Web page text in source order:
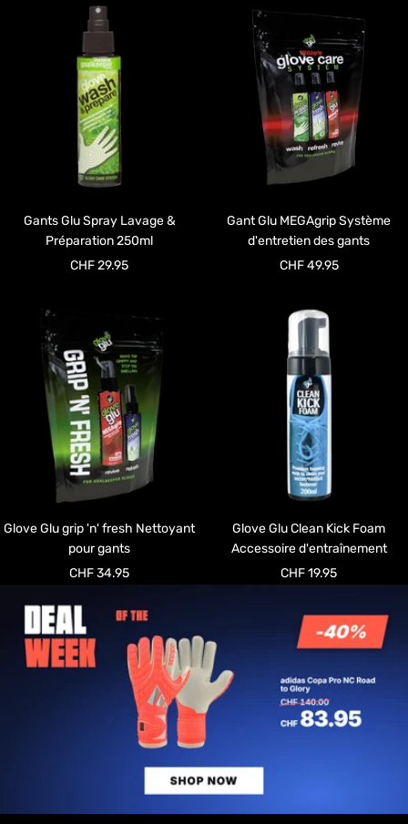
Gants Glu Spray Lavage &
Préparation 250ml
Prix
CHF 29.95
Gant Glu MEGAgrip Système
d'entretien des gants
Prix
vente
CHF 49.95
Glove Glu grip 'n' fresh Nettoyant
pour gants
Prix
vente
CHF 34.95
Glove Glu Clean Kick Foam
Accessoire d'entraînement
Prix
vente
CHF 19.95